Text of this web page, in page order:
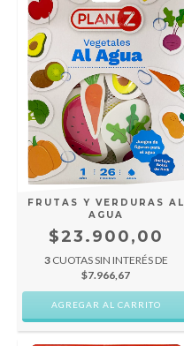
FRUTAS Y VERDURAS AL
AGUA
$23.900,00
3 CUOTAS SIN INTERÉS DE
$7.966,67